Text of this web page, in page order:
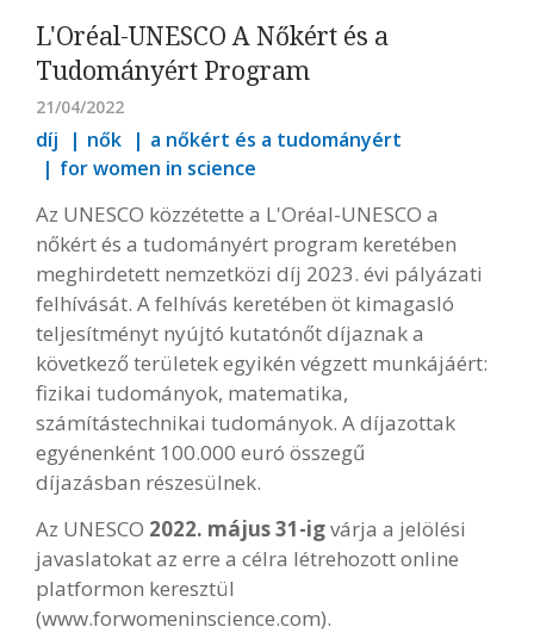
L'Oréal-UNESCO A Nőkért és a
Tudományért Program
21/04/2022
díj nők
a nőkért és a tudományért
for women in science
Az UNESCO közzétette a L'Oréal-UNESCO a
nőkért és a tudományért program keretében
meghirdetett nemzetközi díj 2023. évi pályázati
felhívását. A felhívás keretében öt kimagasló
teljesítményt nyújtó kutatónőt díjaznak a
következő területek egyikén végzett munkájáért:
fizikai tudományok, matematika,
számítástechnikai tudományok. A díjazottak
egyénenként 100.000 euró összegű
díjazásban részesülnek.
Az UNESCO 2022. május 31-igvárja a jelölési
javaslatokat az erre a célra létrehozott online
platformon keresztül
(www.forwomeninscience.com).